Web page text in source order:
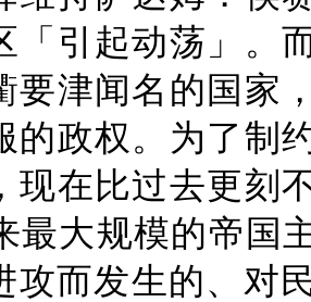
「引起动荡」。
要津闻名的国家
的政权。为了制
现在比过去更刻
最大规模的帝国
攻而发生的、对